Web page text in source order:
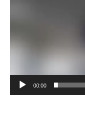
00:00